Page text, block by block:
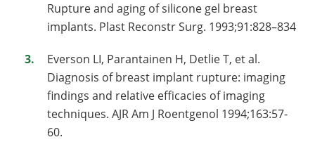
Rupture and aging of silicone gel breast
implants. Plast Reconstr Surg. 1993;91:828–834
Everson LI, Parantainen H, Detlie T, et al.
Diagnosis of breast implant rupture: imaging
findings and relative efficacies of imaging
techniques. AJR Am J Roentgenol 1994;163:57-
60.